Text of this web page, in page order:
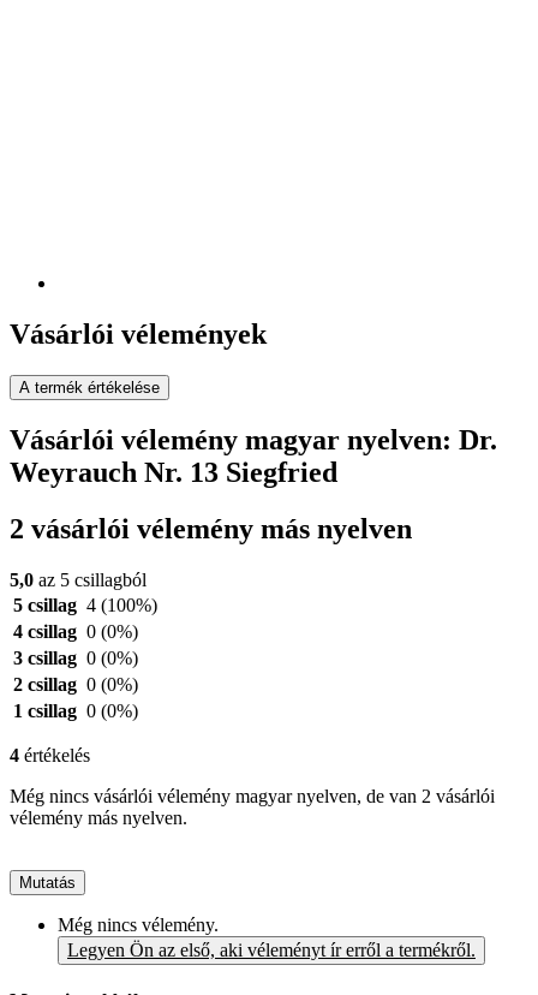
Vásárlói vélemények
A termék értékelése
Vásárlói vélemény magyar nyelven: Dr.
Weyrauch Nr. 13 Siegfried
2 vásárlói vélemény más nyelven
5,0 az 5 csillagból
5 csillag 4 (100%)
4 csillag 0 (0%)
3 csillag 0 (0%)
2 csillag 0 (0%)
1 csillag 0 (0%)
4 értékelés
Még nincs vásárlói vélemény magyar nyelven, de van 2 vásárlói
vélemény más nyelven.
Mutatás
Még nincs vélemény.
Legyen Ön az első, aki véleményt ír erről a termékről.